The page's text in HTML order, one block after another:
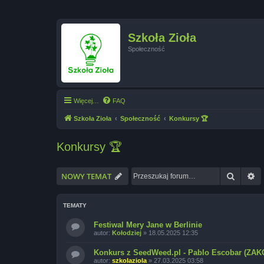
Szkoła Zioła
Społeczność
Więcej… FAQ
Szkoła Zioła Społeczność Konkursy 🏆
Konkursy 🏆
NOWY TEMAT Szukaj
TEMATY
Festiwal Mery Jane w Berlinie
autor: Kołodziej » 18.05.2025 12:35
Konkurs z SeedWeed.pl - Pablo Escobar
autor: szkolaziola » 27.03.2025 03:58